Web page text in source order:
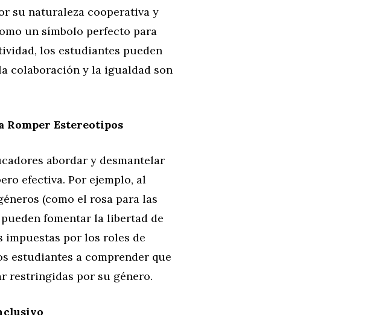
su naturaleza cooperativa y
un símbolo perfecto para
los estudiantes pueden
colaboración y la igualdad son
Romper Estereotipos
abordar y desmantelar
efectiva. Por ejemplo, al
(como el rosa para las
fomentar la libertad de
por los roles de
estudiantes a comprender que
restringidas por su género.